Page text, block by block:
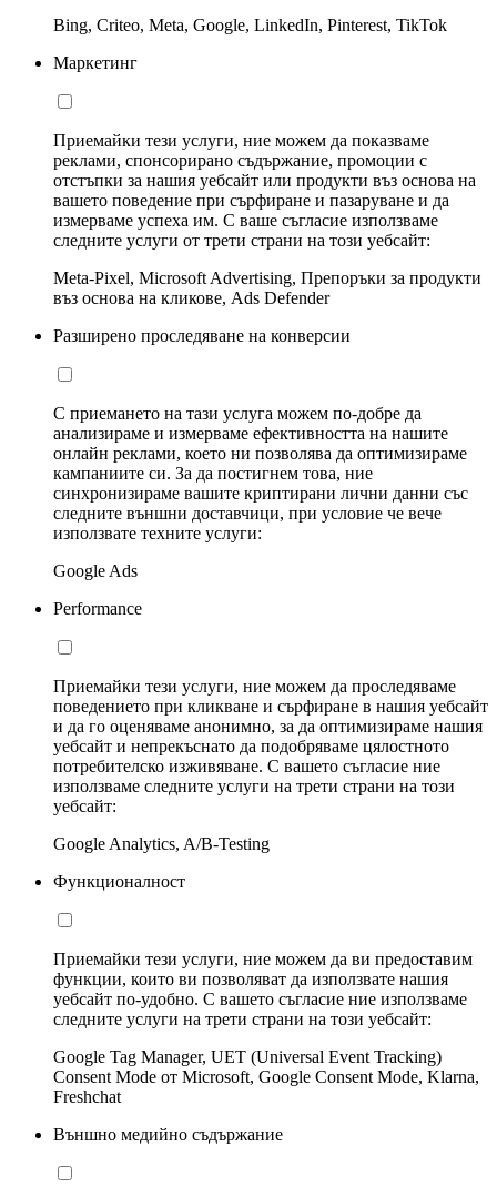
Bing, Criteo, Meta, Google, LinkedIn, Pinterest, TikTok
Маркетинг
Приемайки тези услуги, ние можем да показваме
реклами, спонсорирано съдържание, промоции с
отстъпки за нашия уебсайт или продукти въз основа на
вашето поведение при сърфиране и пазаруване и да
измерваме успеха им. С ваше съгласие използваме
следните услуги от трети страни на този уебсайт:
Meta-Pixel, Microsoft Advertising, Препоръки за продукти
въз основа на кликове, Ads Defender
Разширено проследяване на конверсии
С приемането на тази услуга можем по-добре да
анализираме и измерваме ефективността на нашите
онлайн реклами, което ни позволява да оптимизираме
кампаниите си. За да постигнем това, ние
синхронизираме вашите криптирани лични данни със
следните външни доставчици, при условие че вече
използвате техните услуги:
Google Ads
Performance
Приемайки тези услуги, ние можем да проследяваме
поведението при кликване и сърфиране в нашия уебсайт
и да го оценяваме анонимно, за да оптимизираме нашия
уебсайт и непрекъснато да подобряваме цялостното
потребителско изживяване. С вашето съгласие ние
използваме следните услуги на трети страни на този
уебсайт:
Google Analytics, A/B-Testing
Функционалност
Приемайки тези услуги, ние можем да ви предоставим
функции, които ви позволяват да използвате нашия
уебсайт по-удобно. С вашето съгласие ние използваме
следните услуги на трети страни на този уебсайт:
Google Tag Manager, UET (Universal Event Tracking)
Consent Mode от Microsoft, Google Consent Mode, Klarna,
Freshchat
Външно медийно съдържание